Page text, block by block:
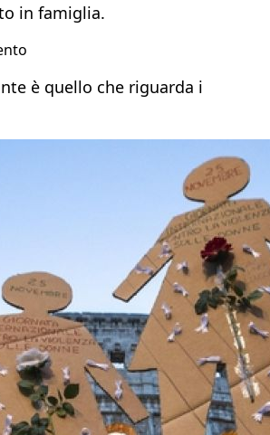
in famiglia.
è quello che riguarda i